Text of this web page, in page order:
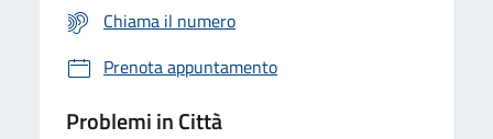
Chiama il numero
Prenota appuntamento
Problemi in Città